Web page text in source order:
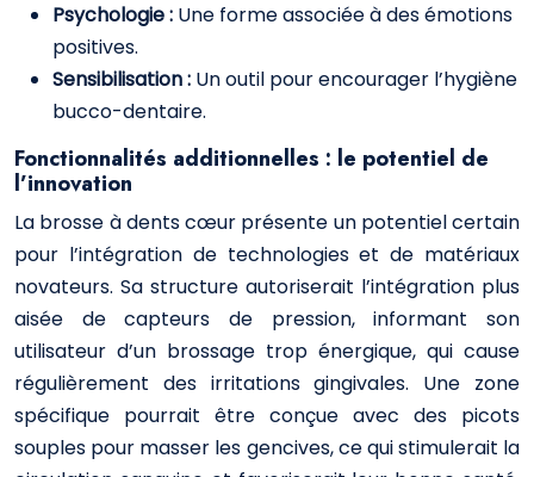
Psychologie : Une forme associée à des émotions
positives.
Sensibilisation : Un outil pour encourager l’hygiène
bucco-dentaire.
Fonctionnalités additionnelles : le potentiel de
l’innovation
La brosse à dents cœur présente un potentiel certain
pour l’intégration de technologies et de matériaux
novateurs. Sa structure autoriserait l’intégration plus
aisée de capteurs de pression, informant son
utilisateur d’un brossage trop énergique, qui cause
régulièrement des irritations gingivales. Une zone
spécifique pourrait être conçue avec des picots
souples pour masser les gencives, ce qui stimulerait la